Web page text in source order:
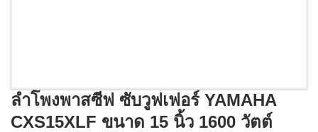
ลำโพงพาสซีฟ ซับวูฟเฟอร์ YAMAHA
CXS15XLF ขนาด 15 นิ้ว 1600 วัตต์